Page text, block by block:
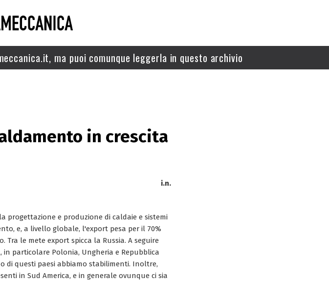
ma puoi comunque leggerla in questo archivio
in crescita
i.n.
progettazione e produzione di caldaie e sistemi
e, a livello globale, l'export pesa per il 70%
Tra le mete export spicca la Russia. A seguire
in particolare Polonia, Ungheria e Repubblica
di questi paesi abbiamo stabilimenti. Inoltre,
in Sud America, e in generale ovunque ci sia